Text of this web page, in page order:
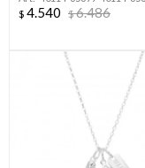
$ 4.540 $6.486